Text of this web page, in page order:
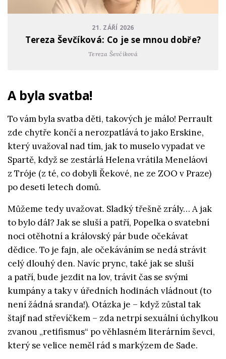
21. ZÁŘÍ 2026
Tereza Ševčíková: Co je se mnou dobře?
Tereza Ševčíková
A byla svatba!
To vám byla svatba děti, takových je málo! Perrault
zde chytře končí a nerozpatlává to jako Erskine,
který uvažoval nad tím, jak to muselo vypadat ve
Spartě, když se zestárlá Helena vrátila Meneláovi
z Tróje (z té, co dobyli Řekové, ne ze ZOO v Praze)
po deseti letech domů.
Můžeme tedy uvažovat. Sladký třešně zrály… A jak
to bylo dál? Jak se sluší a patří, Popelka o svatební
noci otěhotní a královský pár bude očekávat
dědice. To je fajn, ale očekáváním se nedá strávit
celý dlouhý den. Navíc prync, také jak se sluší
a patří, bude jezdit na lov, trávit čas se svými
kumpány a taky v úředních hodinách vládnout (to
není žádná sranda!). Otázka je – když zůstal tak
štajf nad střevíčkem – zda netrpí sexuální úchylkou
zvanou „retifismus“ po věhlasném literárním ševci,
který se velice neměl rád s markýzem de Sade.